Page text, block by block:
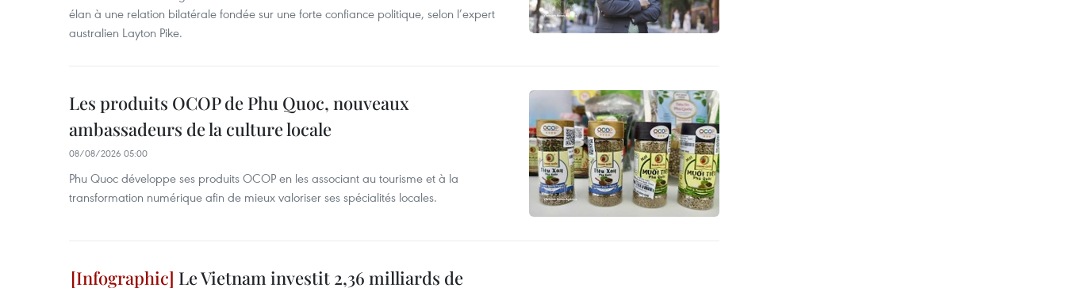
élan à une relation bilatérale fondée sur une forte confiance politique, selon l’expert
australien Layton Pike.
Les produits OCOP de Phu Quoc, nouveaux
ambassadeurs de la culture locale
08/08/2026 05:00
Phu Quoc développe ses produits OCOP en les associant au tourisme et à la
transformation numérique afin de mieux valoriser ses spécialités locales.
Le Vietnam investit 2,36 milliards de